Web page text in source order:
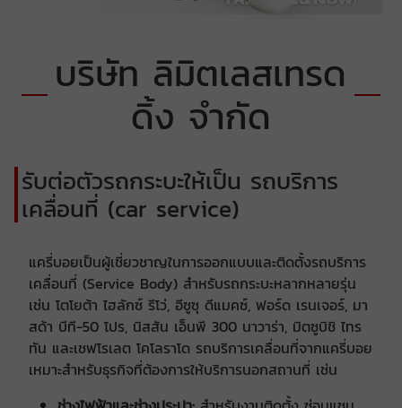
บริษัท ลิมิตเลสเทรด
ดิ้ง จำกัด
รับต่อตัวรถกระบะให้เป็น รถบริการ
เคลื่อนที่ (car service)
​​แครี่บอยเป็นผู้เชี่ยวชาญในการออกแบบและติดตั้งรถบริการ
เคลื่อนที่ (Service Body) สำหรับรถกระบะหลากหลายรุ่น
เช่น โตโยต้า ไฮลักซ์ รีโว่, อีซูซุ ดีแมคซ์, ฟอร์ด เรนเจอร์, มา
สด้า บีที-50 โปร, นิสสัน เอ็นพี 300 นาวาร่า, มิตซูบิชิ ไทร
ทัน และเชฟโรเลต โคโลราโด รถบริการเคลื่อนที่จากแครี่บอย
เหมาะสำหรับธุรกิจที่ต้องการให้บริการนอกสถานที่ เช่น